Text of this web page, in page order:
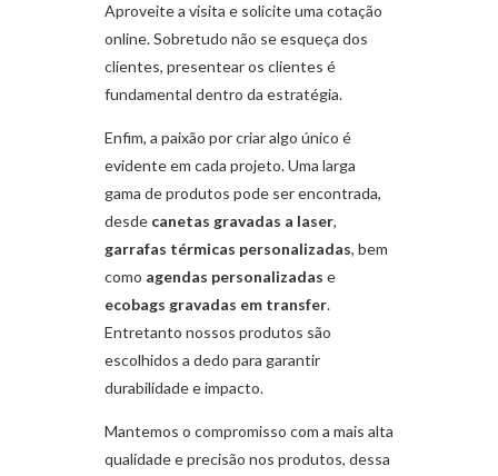
Aproveite a visita e solicite uma cotação
online. Sobretudo não se esqueça dos
clientes, presentear os clientes é
fundamental dentro da estratégia.
Enfim, a paixão por criar algo único é
evidente em cada projeto. Uma larga
gama de produtos pode ser encontrada,
desde canetas gravadas a laser,
garrafas térmicas personalizadas, bem
como agendas personalizadas e
ecobags gravadas em transfer.
Entretanto nossos produtos são
escolhidos a dedo para garantir
durabilidade e impacto.
Mantemos o compromisso com a mais alta
qualidade e precisão nos produtos, dessa